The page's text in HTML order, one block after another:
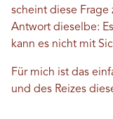
scheint diese
Antwort dieselbe:
kann es nicht mit
Für mich ist das
und des Reizes